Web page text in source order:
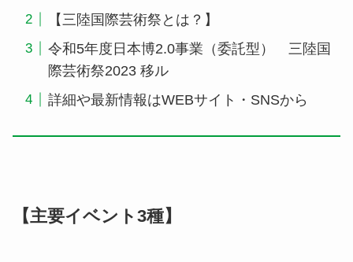
【三陸国際芸術祭とは？】
令和5年度日本博2.0事業（委託型） 三陸国
際芸術祭2023 移ル
詳細や最新情報はWEBサイト・SNSから
【主要イベント3種】